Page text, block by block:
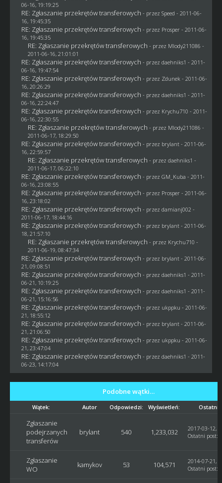
06-16, 19:19:25
RE: Zgłaszanie przekrętów transferowych - przez Speed - 2011-06-
16, 19:45:35
RE: Zgłaszanie przekrętów transferowych - przez Prosper- 2011-06-
16, 19:45:35
RE: Zgłaszanie przekrętów transferowych - przez Mlody211086 -
2011-06-16, 21:01:01
RE: Zgłaszanie przekrętów transferowych - przez daehniks1 - 2011-
06-16, 19:47:54
RE: Zgłaszanie przekrętów transferowych - przez Zdunek - 2011-06-
16, 20:26:29
RE: Zgłaszanie przekrętów transferowych - przez daehniks1 - 2011-
06-16, 22:24:47
RE: Zgłaszanie przekrętów transferowych - przez Krychu710 - 2011-
06-16, 22:30:55
RE: Zgłaszanie przekrętów transferowych - przez Mlody211086 -
2011-06-17, 18:29:50
RE: Zgłaszanie przekrętów transferowych - przez brylant- 2011-06-
16, 22:59:57
RE: Zgłaszanie przekrętów transferowych - przez daehniks1 -
2011-06-17, 06:22:10
RE: Zgłaszanie przekrętów transferowych - przez GM_Kuba - 2011-
06-16, 23:08:55
RE: Zgłaszanie przekrętów transferowych - przez Prosper- 2011-06-
16, 23:18:02
RE: Zgłaszanie przekrętów transferowych - przez damianj002 -
2011-06-17, 18:44:16
RE: Zgłaszanie przekrętów transferowych - przez brylant- 2011-06-
18, 21:57:10
RE: Zgłaszanie przekrętów transferowych - przez Krychu710 -
2011-06-19, 08:47:34
RE: Zgłaszanie przekrętów transferowych - przez brylant- 2011-06-
21, 09:08:51
RE: Zgłaszanie przekrętów transferowych - przez daehniks1 - 2011-
06-21, 10:19:25
RE: Zgłaszanie przekrętów transferowych - przez daehniks1 - 2011-
06-21, 15:16:56
RE: Zgłaszanie przekrętów transferowych - przez ukppku - 2011-06-
21, 18:55:12
RE: Zgłaszanie przekrętów transferowych - przez brylant- 2011-06-
21, 21:06:50
RE: Zgłaszanie przekrętów transferowych - przez ukppku - 2011-06-
21, 23:47:04
RE: Zgłaszanie przekrętów transferowych - przez daehniks1 - 2011-
06-23, 14:17:04
Podobne wątki…
Wątek: Autor Odpowiedzi: Wyświetleń: Ostatni
Zgłaszanie
podejrzanych
transferów
brylant 540 1,233,032
2017-03-12,
Ostatni post:
Zgłaszanie
WO
kamykov 53 104,571
2014-07-21,
Ostatni post: